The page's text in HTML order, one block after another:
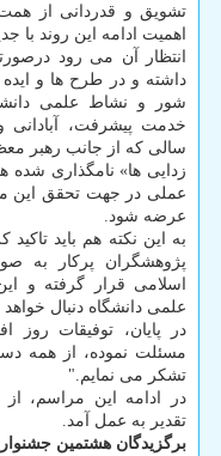
تشویق و قدردانی از
اهمیت ادامه این روند با
انتظار آن می رود
داشته و در طرح ها و
شور و نشاط علمی
خدمت پیشرفت،
سالی که از جانب رهبر معظم
زدایی ها» نامگذاری شده
عملی در جهت تحقق این
عرضه شود.
به این نکته هم باید
پژوهشگران پرکار به
اسلامی قرار گرفته و
علمی دانشگاه دنبال
در پایان، توفیقات روز
مسئلت نموده، از همه
تشکر می نمایم."
در ادامه این مراسم،
تقدیر به عمل آمد.
برگزیدگان هشتمین